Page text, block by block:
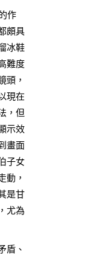
作
頗具
冰鞋
難度
頭，
現在
，但
示效
畫面
子女
動，
是甘
尤為
盾、